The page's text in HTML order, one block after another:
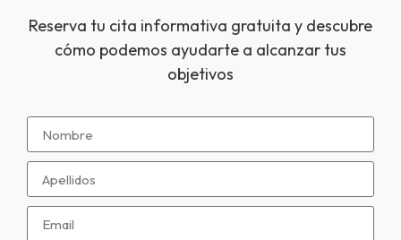
Reserva tu cita informativa gratuita y descubre
cómo podemos ayudarte a alcanzar tus
objetivos